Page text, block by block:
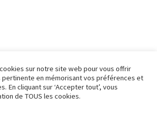
sur notre site web pour vous offrir
pertinente en mémorisant vos préférences et
En cliquant sur ‘Accepter tout’, vous
de TOUS les cookies.